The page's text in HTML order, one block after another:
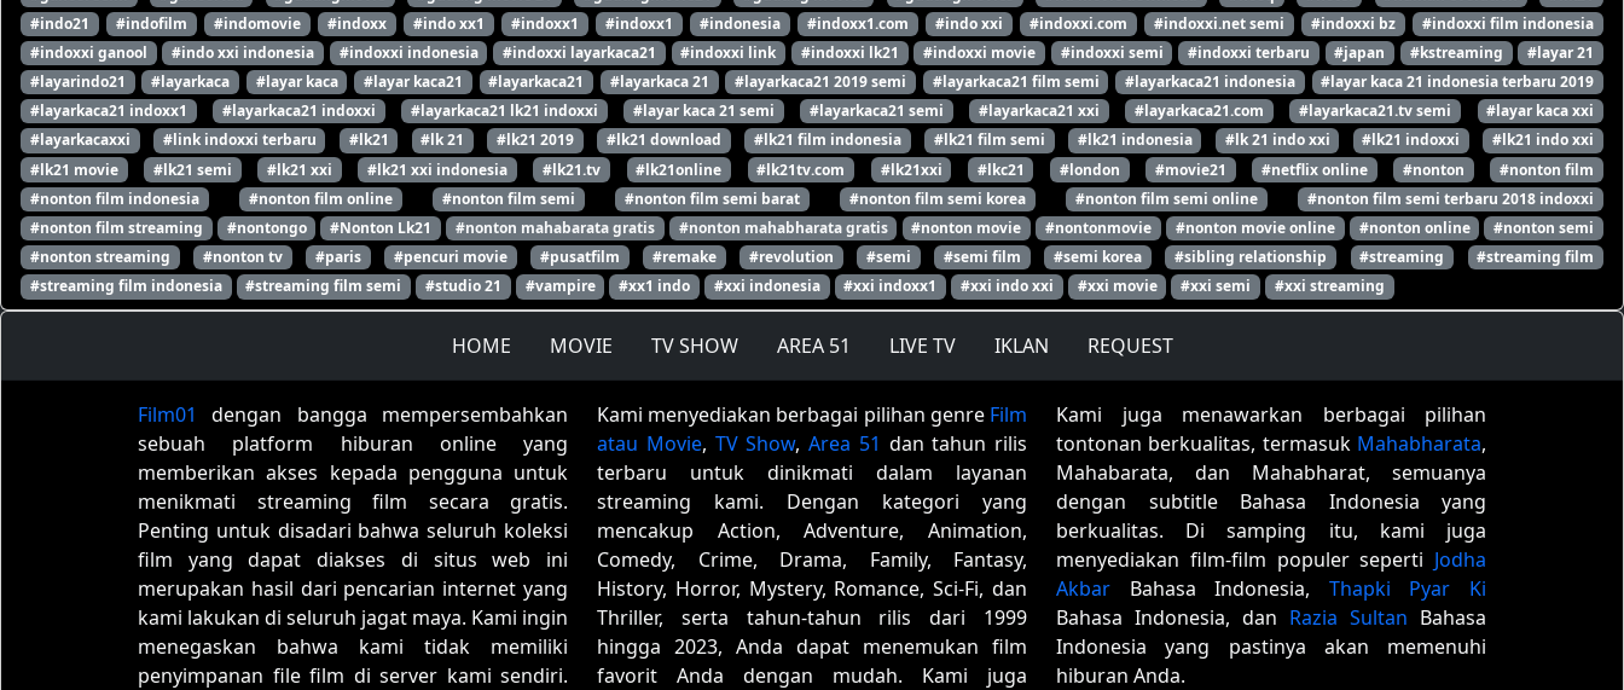
#indo21
#indofilm #indomovie #indoxx #indo xx1 #indoxx1 #indoxx1 #indonesia #indoxx1.com #indo xxi #indoxxi.com #indoxxi.net semi #indoxxi bz
#indoxxi film indonesia
#indoxxi ganool
#indo xxi indonesia #indoxxi indonesia #indoxxi layarkaca21 #indoxxi link #indoxxi lk21 #indoxxi movie #indoxxi semi #indoxxi terbaru #japan #kstreaming
#layar 21
#layarindo21
#layarkaca #layar kaca #layar kaca21 #layarkaca21 #layarkaca 21 #layarkaca21 2019 semi #layarkaca21 film semi #layarkaca21 indonesia
#layar kaca 21 indonesia terbaru 2019
#layarkaca21 indoxx1
#layarkaca21 indoxxi #layarkaca21 lk21 indoxxi #layar kaca 21 semi #layarkaca21 semi #layarkaca21 xxi #layarkaca21.com #layarkaca21.tv semi
#layar kaca xxi
#layarkacaxxi
#link indoxxi terbaru #lk21 #lk 21 #lk21 2019 #lk21 download #lk21 film indonesia #lk21 film semi #lk21 indonesia #lk 21 indo xxi #lk21 indoxxi
#lk21 indo xxi
#lk21 movie
#lk21 semi #lk21 xxi #lk21 xxi indonesia #lk21.tv #lk21online #lk21tv.com #lk21xxi #lkc21 #london #movie21 #netflix online #nonton
#nonton film
#nonton film indonesia
#nonton film online #nonton film semi #nonton film semi barat #nonton film semi korea #nonton film semi online
#nonton film semi terbaru 2018 indoxxi
#nonton film streaming
#nontongo #Nonton Lk21 #nonton mahabarata gratis #nonton mahabharata gratis #nonton movie #nontonmovie #nonton movie online #nonton online
#nonton semi
#nonton streaming
#nonton tv #paris #pencuri movie #pusatfilm #remake #revolution #semi #semi film #semi korea #sibling relationship #streaming
#streaming film
#streaming film indonesia
#streaming film semi #studio 21 #vampire #xx1 indo #xxi indonesia #xxi indoxx1 #xxi indo xxi #xxi movie #xxi semi #xxi streaming
HOME MOVIE TV SHOW AREA 51 LIVE TV IKLAN REQUEST
Film01
dengan bangga mempersembahkan
sebuah platform hiburan online yang
memberikan akses kepada pengguna untuk
menikmati streaming film secara gratis.
Penting untuk disadari bahwa seluruh koleksi
film yang dapat diakses di situs web ini
merupakan hasil dari pencarian internet yang
kami lakukan di seluruh jagat maya. Kami ingin
menegaskan bahwa kami tidak memiliki
penyimpanan file film di server kami sendiri.
Kami menyediakan berbagai pilihan genre Film
atau Movie, TV Show, Area 51 dan tahun rilis
terbaru untuk dinikmati dalam layanan
streaming kami. Dengan kategori yang
mencakup Action, Adventure, Animation,
Comedy, Crime, Drama, Family, Fantasy,
History, Horror, Mystery, Romance, Sci-Fi, dan
Thriller, serta tahun-tahun rilis dari 1999
hingga 2023, Anda dapat menemukan film
favorit Anda dengan mudah. Kami juga
Kami juga menawarkan berbagai pilihan
tontonan berkualitas, termasuk Mahabharata,
Mahabarata, dan Mahabharat, semuanya
dengan subtitle Bahasa Indonesia yang
berkualitas. Di samping itu, kami juga
menyediakan film-film populer seperti Jodha
Akbar Bahasa Indonesia, Thapki Pyar Ki
Bahasa Indonesia, dan Razia Sultan Bahasa
Indonesia yang pastinya akan memenuhi
hiburan Anda.